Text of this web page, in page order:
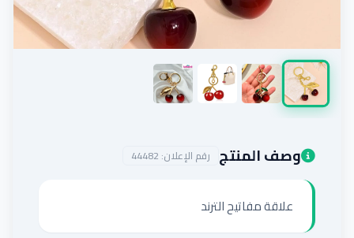
إضافة إعلان
وصف المنتج رقم الإعلان: 44482
علاقة مفاتيح الترند